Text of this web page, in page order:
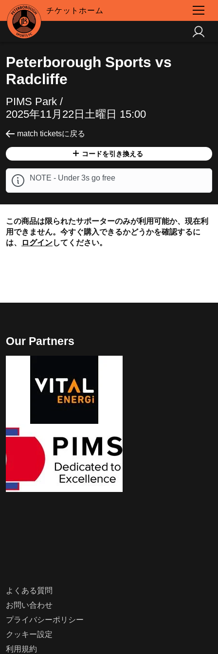
チケットホーム
Peterborough Sports vs
Radcliffe
PIMS Park /
2025年11月22日土曜日 15:00
match ticketsに戻る
コードを引き換える
NOTE - Under 3s go free
この商品は限られたサポーターのみが利用可能か、現在利
用できません。今すぐ購入できるかどうかを確認するに
は、
ログインしてください。
よくある質問
お問い合わせ
プライバシーポリシー
クッキー設定
利用規約
Our Partners